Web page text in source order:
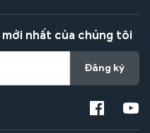
nhất của chúng tôi
Đăng ký